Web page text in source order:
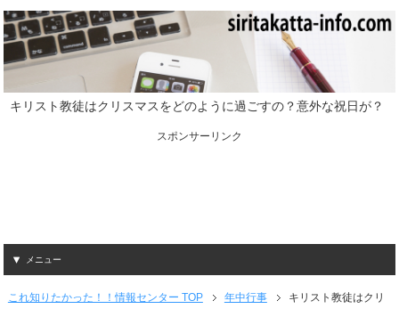
キリスト教徒はクリスマスをどのように過ごすの？意外な祝日が？
スポンサーリンク
メニュー
これ知りたかった！！情報センター TOP 年中行事
キリスト教徒はクリ